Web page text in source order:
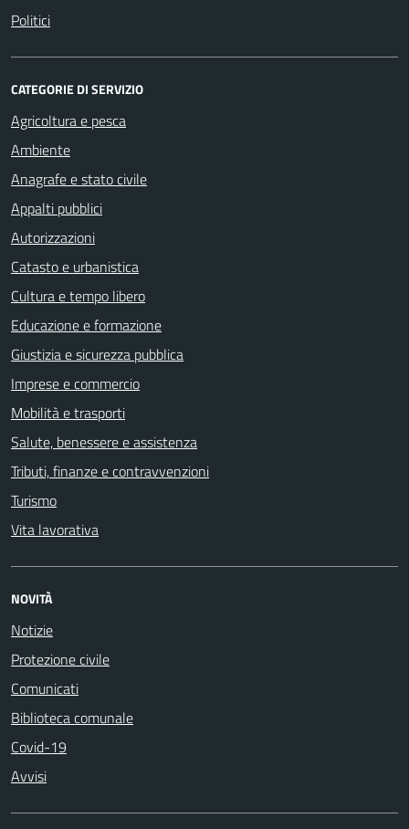
Politici
CATEGORIE DI SERVIZIO
Agricoltura e pesca
Ambiente
Anagrafe e stato civile
Appalti pubblici
Autorizzazioni
Catasto e urbanistica
Cultura e tempo libero
Educazione e formazione
Giustizia e sicurezza pubblica
Imprese e commercio
Mobilità e trasporti
Salute, benessere e assistenza
Tributi, finanze e contravvenzioni
Turismo
Vita lavorativa
NOVITÀ
Notizie
Protezione civile
Comunicati
Biblioteca comunale
Covid-19
Avvisi